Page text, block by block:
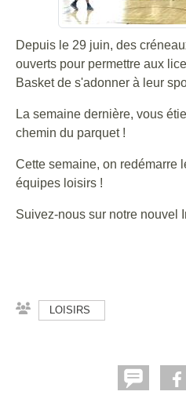
Depuis le 29 juin, des
ouverts pour permettre aux
Basket de s'adonner à leur
La semaine dernière, vous
chemin du parquet !
Cette semaine, on redémarre
équipes loisirs !
Suivez-nous sur notre nouvel
LOISIRS